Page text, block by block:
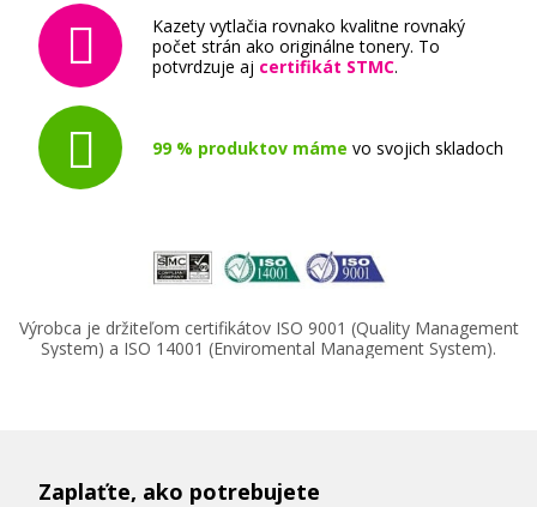
Kazety vytlačia rovnako kvalitne rovnaký
počet strán ako originálne tonery. To
potvrdzuje aj certifikát STMC.
99 % produktov máme vo svojich skladoch
Výrobca je držiteľom certifikátov ISO 9001 (Quality Management
System) a ISO 14001 (Enviromental Management System).
Zaplaťte, ako potrebujete